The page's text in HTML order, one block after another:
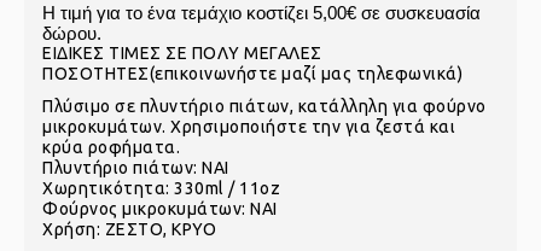
Η τιμή για το ένα τεμάχιο κοστίζει 5,00€ σε συσκευασία
δώρου.
ΕIΔΙΚΕΣ ΤΙΜΕΣ ΣΕ ΠΟΛΥ ΜΕΓΑΛΕΣ
ΠΟΣΟΤΗΤΕΣ(επικοινωνήστε μαζί μας τηλεφωνικά)
Πλύσιμο σε πλυντήριο πιάτων, κατάλληλη για φούρνο
μικροκυμάτων. Χρησιμοποιήστε την για ζεστά και
κρύα ροφήματα.
Πλυντήριο πιάτων: ΝΑΙ
Χωρητικότητα: 330ml / 11oz
Φούρνος μικροκυμάτων: ΝΑΙ
Χρήση: ΖΕΣΤΟ, ΚΡΥΟ